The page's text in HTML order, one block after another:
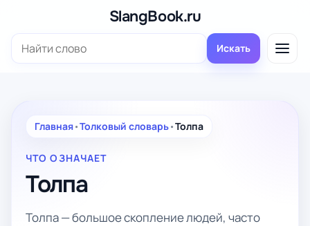
содержимому
SlangBook.ru
Поиск: Искать
Главная•Толковый словарь•Толпа
ЧТО ОЗНАЧАЕТ
Толпа
Толпа — большое скопление людей, часто